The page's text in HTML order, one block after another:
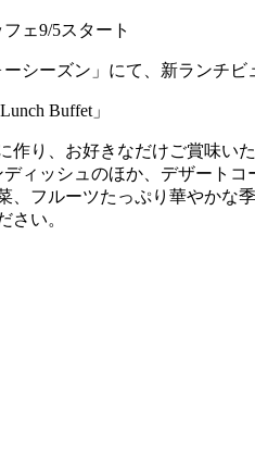
ーズン」にて、新ランチビ
り、お好きなだけご賞味い
ィッシュのほか、デザート
フルーツたっぷり華やかな
さい。